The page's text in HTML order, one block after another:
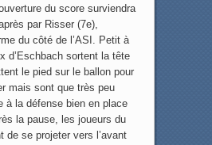
du score surviendra
par Risser (7e),
du côté de l’ASI. Petit à
d’Eschbach sortent la tête
le pied sur le ballon pour
mais sont que très peu
à la défense bien en place
la pause, les joueurs du
de se projeter vers l’avant